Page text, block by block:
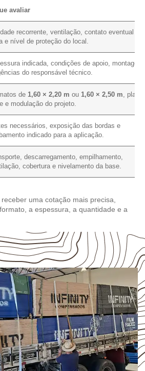
avaliar
recorrente, ventilação, contato eventual
e nível de proteção do local.
indicada, condições de apoio, montagem
do responsável técnico.
de 1,60 × 2,20 m ou 1,60 × 2,50 m, plano
e modulação do projeto.
necessários, exposição das bordas e
indicado para a aplicação.
descarregamento, empilhamento,
cobertura e nivelamento da base.
uma cotação mais precisa,
a espessura, a quantidade e a